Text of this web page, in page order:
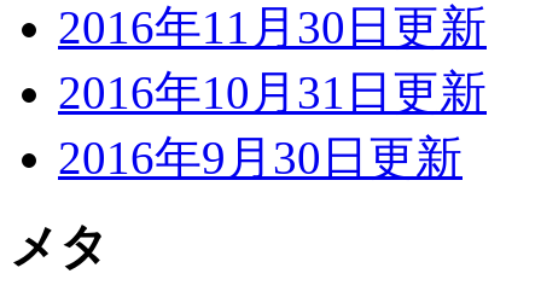
2016年11月30日更新
2016年10月31日更新
2016年9月30日更新
メタ